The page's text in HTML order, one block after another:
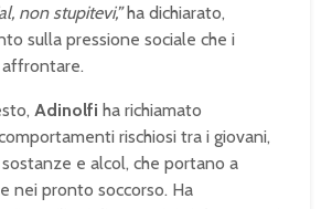
non stupitevi,”ha dichiarato,
sulla pressione sociale che i
Adinolfi ha richiamato
rischiosi tra i giovani,
sostanze e alcol, che portano a
nei pronto soccorso. Ha